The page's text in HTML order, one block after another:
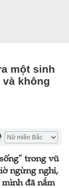
một sinh
không
trong vũ
ngừng nghỉ,
đã nắm